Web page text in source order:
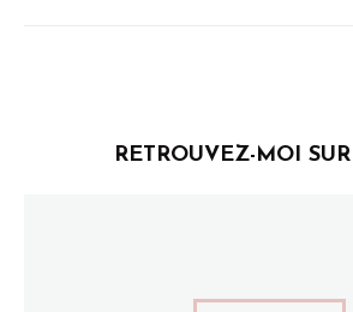
RETROUVEZ-MOI